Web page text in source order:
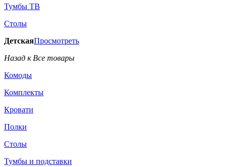
Тумбы ТВ
Столы
ДетскаяПросмотреть
Назад к Все товары
Комоды
Комплекты
Кровати
Полки
Столы
Тумбы и подставки